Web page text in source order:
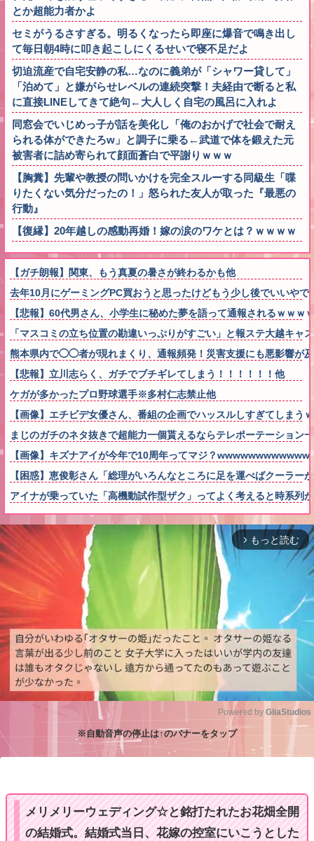
とか超能力者かよ
セミがうるさすぎる。明るくなったら即座に爆音で鳴き出し
て毎日朝4時に叩き起こしにくるせいで寝不足だよ
切迫流産で自宅安静の私…なのに義弟が「シャワー貸して」
「泊めて」と嫌がらせレベルの連続突撃！夫経由で断ると私
に直接LINEしてきて絶句←大人しく自宅の風呂に入れよ
同窓会でいじめっ子が話を美化し「俺のおかげで社会で耐え
られる体ができたろw」と調子に乗る←武道で体を鍛えた元
被害者に詰め寄られて顔面蒼白で平謝りｗｗｗ
【胸糞】先輩や教授の問いかけを完全スルーする同級生「喋
りたくない気分だったの！」怒られた友人が取った『最悪の
行動』
【復縁】20年越しの感動再婚！嫁の涙のワケとは？ｗｗｗｗ
【ガチ朗報】関東、もう真夏の暑さが終わるかも他
去年10月にゲーミングPC買おうと思ったけどもう少し後でいいや
【悲報】60代男さん、小学生に秘めた夢を語って通報されるｗｗｗ
「マスコミの立ち位置の勘違いっぷりがすごい」と報ステ大越キ
熊本県内で◯◯者が現れまくり、通報頻発！災害支援にも悪影響が
【悲報】立川志らく、ガチでブチギレてしまう！！！！！！他
ケガが多かったプロ野球選手※多村仁志禁止他
【画像】エチビデ女優さん、番組の企画でハッスルしすぎてしまう
まじのガチのネタ抜きで超能力一個貰えるならテレポーテーション
【画像】キズナアイが今年で10周年ってマジ？
【困惑】恵俊彰さん「総理がいろんなところに足を運べばクーラー
アイナが乗っていた「高機動試作型ザク」ってよく考えると時系列
arrow_forward_ios もっと読む
Powered by GliaStudios
※自動音声の停止は↑のバナーをタップ
メリメリーウェディング☆と銘打たれたお花畑全開
の結婚式。結婚式当日、花嫁の控室にいこうとした